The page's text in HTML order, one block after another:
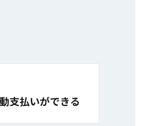
支払いができる